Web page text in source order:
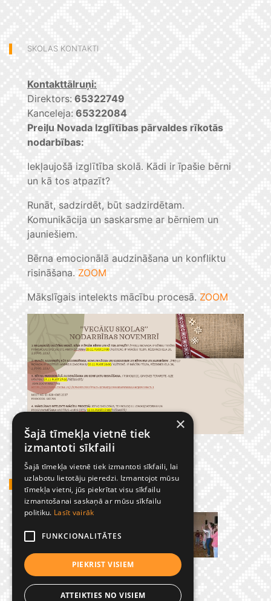
SKOLAS KONTAKTI
Kontakttālruņi:
Direktors: 65322749
Kanceleja: 65322084
Preiļu Novada Izglītības pārvaldes rīkotās
nodarbības:
Iekļaujošā izglītība skolā. Kādi ir īpašie bērni
un kā tos atpazīt?
Runāt, sadzirdēt, būt sadzirdētam.
Komunikācija un saskarsme ar bērniem un
jauniešiem.
Bērna emocionālā audzināšana un konfliktu
risināšana. ZOOM
Mākslīgais intelekts mācību procesā. ZOOM
GADĪJUMBILDES
×
Šajā tīmekļa vietnē tiek
izmantoti sīkfaili
Šajā tīmekļa vietnē tiek izmantoti sīkfaili, lai
uzlabotu lietotāju pieredzi. Izmantojot mūsu
tīmekļa vietni, jūs piekrītat visu sīkfailu
izmantošanai saskaņā ar mūsu sīkfailu
politiku. Lasīt vairāk
FUNKCIONALITĀTES
PIEKRIST VISIEM
ATTEIKTIES NO VISIEM